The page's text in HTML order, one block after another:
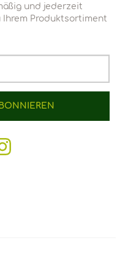
und jederzeit
Produktsortiment